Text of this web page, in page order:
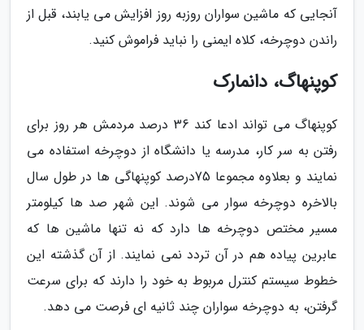
آنجایی که ماشین سواران روزبه روز افزایش می یابند، قبل از
راندن دوچرخه، کلاه ایمنی را نباید فراموش کنید.
کوپنهاگ، دانمارک
کوپنهاگ می تواند ادعا کند 36 درصد مردمش هر روز برای
رفتن به سر کار، مدرسه یا دانشگاه از دوچرخه استفاده می
نمایند و بعلاوه مجموعا 75درصد کوپنهاگی ها در طول سال
بالاخره دوچرخه سوار می شوند. این شهر صد ها کیلومتر
مسیر مختص دوچرخه ها دارد که نه تنها ماشین ها که
عابرین پیاده هم در آن تردد نمی نمایند. از آن گذشته این
خطوط سیستم کنترل مربوط به خود را دارند که برای سرعت
گرفتن، به دوچرخه سواران چند ثانیه ای فرصت می دهد.